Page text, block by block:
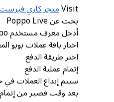
متجر كاري فيرست
بحث عن Poppo Live
أدخل معرف مستخدم Poppo الخاص بك
اختار باقة عملات بوبو
اختر طريقة الدفع
إتمام عملية الدفع
بعد وقت قصير من إتمام